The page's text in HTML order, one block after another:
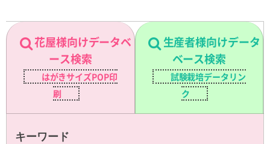
花屋様向けデータベ
ース検索
はがきサイズPOP印
刷
生産者様向けデータ
ベース検索
試験栽培データリン
ク
キーワード